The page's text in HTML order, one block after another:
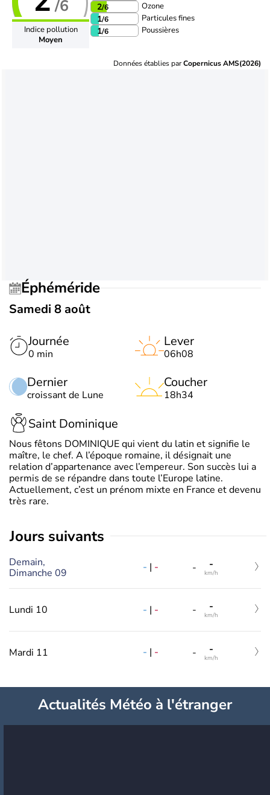
/6
Indice pollution
Moyen
2/6 Ozone
1/6 Particules fines
1/6 Poussières
Données établies parCopernicus AMS(2026)
Éphéméride
Samedi 8 août
Journée
0 min
Dernier
croissant de Lune
Lever
06h08
Coucher
18h34
Saint Dominique
Nous fêtons DOMINIQUE qui vient du latin et signifie le
maître, le chef. A l’époque romaine, il désignait une
relation d’appartenance avec l’empereur. Son succès lui a
permis de se répandre dans toute l’Europe latine.
Actuellement, c’est un prénom mixte en France et devenu
très rare.
jours suivants
Demain,
Dimanche 09
- | - - -
km/h
Lundi 10 - | - - -
km/h
Mardi 11 - | - - -
km/h
Actualités Météo à l'étranger